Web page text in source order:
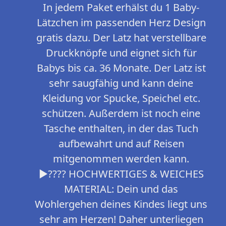
In jedem Paket erhälst du 1 Baby-
Lätzchen im passenden Herz Design
gratis dazu. Der Latz hat verstellbare
Druckknöpfe und eignet sich für
Babys bis ca. 36 Monate. Der Latz ist
sehr saugfähig und kann deine
Kleidung vor Spucke, Speichel etc.
schützen. Außerdem ist noch eine
Tasche enthalten, in der das Tuch
aufbewahrt und auf Reisen
mitgenommen werden kann.
►???? HOCHWERTIGES & WEICHES
MATERIAL: Dein und das
Wohlergehen deines Kindes liegt uns
sehr am Herzen! Daher unterliegen